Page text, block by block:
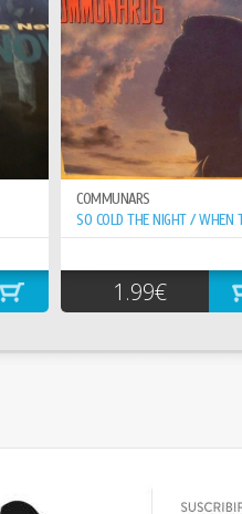
COMMUNARS
1.99€